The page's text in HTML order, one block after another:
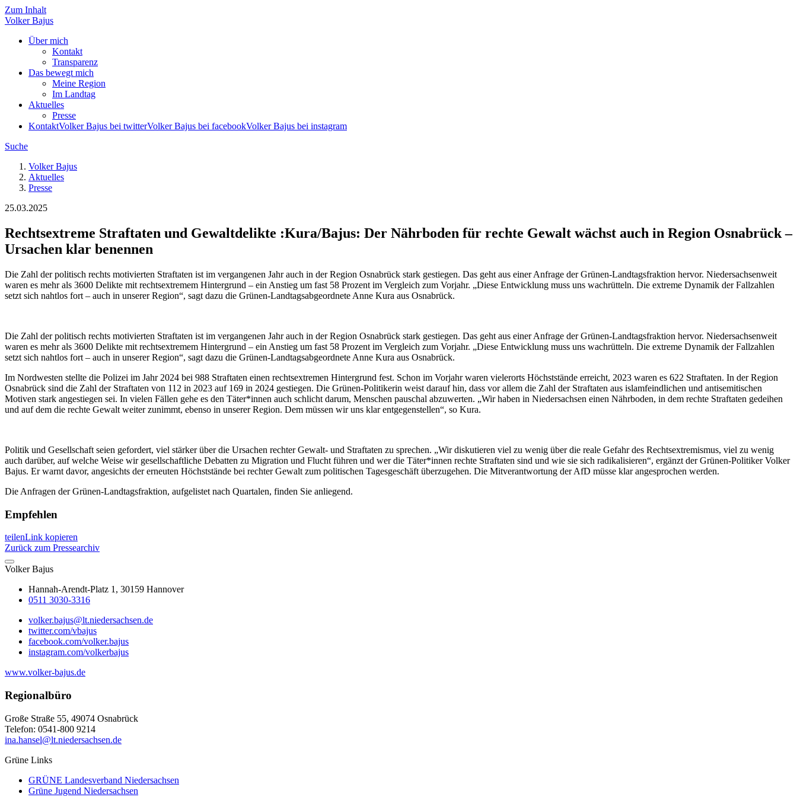
Zum Inhalt
VolkerBajus
Über mich
Kontakt
Transparenz
Das bewegt mich
Meine Region
Im Landtag
Aktuelles
Presse
KontaktVolker Bajus bei twitterVolker Bajus bei facebookVolker Bajus bei instagram
Suche
Volker Bajus
Aktuelles
Presse
25.03.2025
Rechtsextreme Straftaten und Gewaltdelikte :Kura/Bajus: Der Nährboden für rechte Gewalt wächst auch in Region Osnabrück –
Ursachen klar benennen
Die Zahl der politisch rechts motivierten Straftaten ist im vergangenen Jahr auch in der Region Osnabrück stark gestiegen. Das geht aus einer Anfrage der Grünen-Landtagsfraktion hervor. Niedersachsenweit
waren es mehr als 3600 Delikte mit rechtsextremem Hintergrund – ein Anstieg um fast 58 Prozent im Vergleich zum Vorjahr. „Diese Entwicklung muss uns wachrütteln. Die extreme Dynamik der Fallzahlen
setzt sich nahtlos fort – auch in unserer Region“, sagt dazu die Grünen-Landtagsabgeordnete Anne Kura aus Osnabrück.
Die Zahl der politisch rechts motivierten Straftaten ist im vergangenen Jahr auch in der Region Osnabrück stark gestiegen. Das geht aus einer Anfrage der Grünen-Landtagsfraktion hervor. Niedersachsenweit
waren es mehr als 3600 Delikte mit rechtsextremem Hintergrund – ein Anstieg um fast 58 Prozent im Vergleich zum Vorjahr. „Diese Entwicklung muss uns wachrütteln. Die extreme Dynamik der Fallzahlen
setzt sich nahtlos fort – auch in unserer Region“, sagt dazu die Grünen-Landtagsabgeordnete Anne Kura aus Osnabrück.
Im Nordwesten stellte die Polizei im Jahr 2024 bei 988 Straftaten einen rechtsextremen Hintergrund fest. Schon im Vorjahr waren vielerorts Höchststände erreicht, 2023 waren es 622 Straftaten. In der Region
Osnabrück sind die Zahl der Straftaten von 112 in 2023 auf 169 in 2024 gestiegen. Die Grünen-Politikerin weist darauf hin, dass vor allem die Zahl der Straftaten aus islamfeindlichen und antisemitischen
Motiven stark angestiegen sei. In vielen Fällen gehe es den Täter*innen auch schlicht darum, Menschen pauschal abzuwerten. „Wir haben in Niedersachsen einen Nährboden, in dem rechte Straftaten gedeihen
und auf dem die rechte Gewalt weiter zunimmt, ebenso in unserer Region. Dem müssen wir uns klar entgegenstellen“, so Kura.
Politik und Gesellschaft seien gefordert, viel stärker über die Ursachen rechter Gewalt- und Straftaten zu sprechen. „Wir diskutieren viel zu wenig über die reale Gefahr des Rechtsextremismus, viel zu wenig
auch darüber, auf welche Weise wir gesellschaftliche Debatten zu Migration und Flucht führen und wer die Täter*innen rechte Straftaten sind und wie sie sich radikalisieren“, ergänzt der Grünen-Politiker Volker
Bajus. Er warnt davor, angesichts der erneuten Höchststände bei rechter Gewalt zum politischen Tagesgeschäft überzugehen. Die Mitverantwortung der AfD müsse klar angesprochen werden.
Die Anfragen der Grünen-Landtagsfraktion, aufgelistet nach Quartalen, finden Sie anliegend.
Empfehlen
teilenLink kopieren
Zurück zum Pressearchiv
VolkerBajus
Hannah-Arendt-Platz 1, 30159 Hannover
0511 3030-3316
volker.bajus@lt.niedersachsen.de
twitter.com/vbajus
facebook.com/volker.bajus
instagram.com/volkerbajus
www.volker-bajus.de
Regionalbüro
Große Straße 55, 49074 Osnabrück
Telefon: 0541-800 9214
ina.hansel@lt.niedersachsen.de
Grüne Links
GRÜNE Landesverband Niedersachsen
Grüne Jugend Niedersachsen